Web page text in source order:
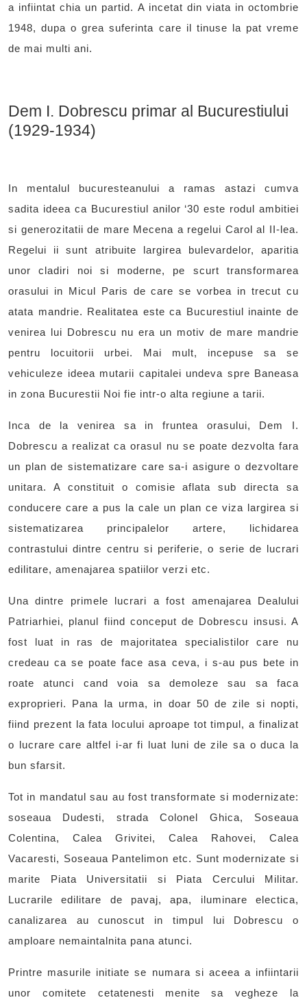
a infiintat chia un partid. A incetat din viata in octombrie
1948, dupa o grea suferinta care il tinuse la pat vreme
de mai multi ani.
Dem I. Dobrescu primar al Bucurestiului
(1929-1934)
In mentalul bucuresteanului a ramas astazi cumva
sadita ideea ca Bucurestiul anilor ‘30 este rodul ambitiei
si generozitatii de mare Mecena a regelui Carol al II-lea.
Regelui ii sunt atribuite largirea bulevardelor, aparitia
unor cladiri noi si moderne, pe scurt transformarea
orasului in Micul Paris de care se vorbea in trecut cu
atata mandrie. Realitatea este ca Bucurestiul inainte de
venirea lui Dobrescu nu era un motiv de mare mandrie
pentru locuitorii urbei. Mai mult, incepuse sa se
vehiculeze ideea mutarii capitalei undeva spre Baneasa
in zona Bucurestii Noi fie intr-o alta regiune a tarii.
Inca de la venirea sa in fruntea orasului, Dem I.
Dobrescu a realizat ca orasul nu se poate dezvolta fara
un plan de sistematizare care sa-i asigure o dezvoltare
unitara. A constituit o comisie aflata sub directa sa
conducere care a pus la cale un plan ce viza largirea si
sistematizarea principalelor artere, lichidarea
contrastului dintre centru si periferie, o serie de lucrari
edilitare, amenajarea spatiilor verzi etc.
Una dintre primele lucrari a fost amenajarea Dealului
Patriarhiei, planul fiind conceput de Dobrescu insusi. A
fost luat in ras de majoritatea specialistilor care nu
credeau ca se poate face asa ceva, i s-au pus bete in
roate atunci cand voia sa demoleze sau sa faca
exproprieri. Pana la urma, in doar 50 de zile si nopti,
fiind prezent la fata locului aproape tot timpul, a finalizat
o lucrare care altfel i-ar fi luat luni de zile sa o duca la
bun sfarsit.
Tot in mandatul sau au fost transformate si modernizate:
soseaua Dudesti, strada Colonel Ghica, Soseaua
Colentina, Calea Grivitei, Calea Rahovei, Calea
Vacaresti, Soseaua Pantelimon etc. Sunt modernizate si
marite Piata Universitatii si Piata Cercului Militar.
Lucrarile edilitare de pavaj, apa, iluminare electica,
canalizarea au cunoscut in timpul lui Dobrescu o
amploare nemaintalnita pana atunci.
Printre masurile initiate se numara si aceea a infiintarii
unor comitete cetatenesti menite sa vegheze la